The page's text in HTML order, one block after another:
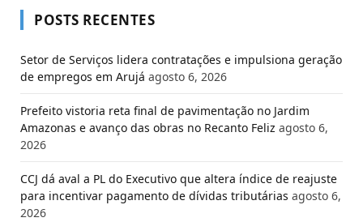
POSTS RECENTES
​Setor de Serviços lidera contratações e impulsiona geração
de empregos em Arujá agosto 6, 2026
Prefeito vistoria reta final de pavimentação no Jardim
Amazonas e avanço das obras no Recanto Feliz agosto 6,
2026
CCJ dá aval a PL do Executivo que altera índice de reajuste
para incentivar pagamento de dívidas tributárias agosto 6,
2026